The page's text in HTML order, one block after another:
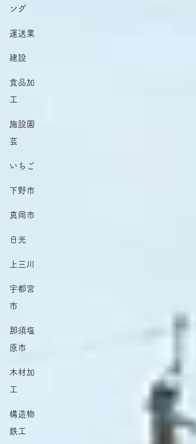
ング
運送業
建設
食品加
工
施設園
芸
いちご
下野市
真岡市
日光
上三川
宇都宮
市
那須塩
原市
木材加
工
構造物
鉄工